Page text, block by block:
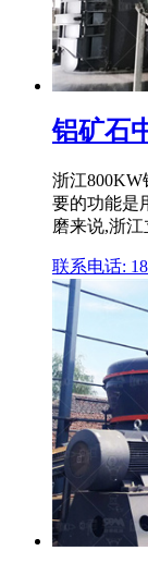
铝矿石
浙江
要的功能是
磨来说,浙
联系电话: